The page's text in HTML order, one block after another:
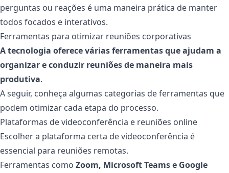
perguntas ou reações é uma maneira prática de manter
todos focados e interativos.
Ferramentas para otimizar reuniões corporativas
A tecnologia oferece várias ferramentas que ajudam a
organizar e conduzir reuniões de maneira mais
produtiva.
A seguir, conheça algumas categorias de ferramentas que
podem otimizar cada etapa do processo.
Plataformas de videoconferência e reuniões online
Escolher a plataforma certa de videoconferência é
essencial para reuniões remotas.
Ferramentas como Zoom, Microsoft Teams e Google